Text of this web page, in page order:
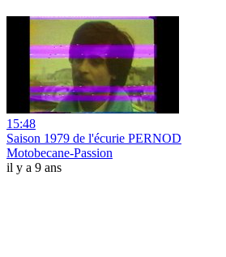
15:48
Saison 1979 de l'écurie PERNOD
Motobecane-Passion
il y a 9 ans